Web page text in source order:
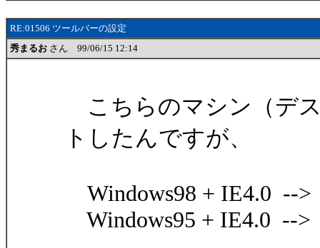
RE:01506 ツールバーの設定
秀まるお さん 99/06/15 12:14
こちらのマシン（デ
トしたんですが、
Windows98 + IE4.0 --
Windows95 + IE4.0 --